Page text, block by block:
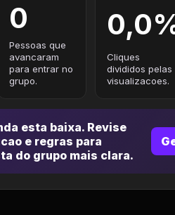
0
Pessoas que
avancaram
para entrar no
grupo.
Cliques
divididos pelas
visualizacoes.
esta baixa. Revise
e regras para
do grupo mais clara.